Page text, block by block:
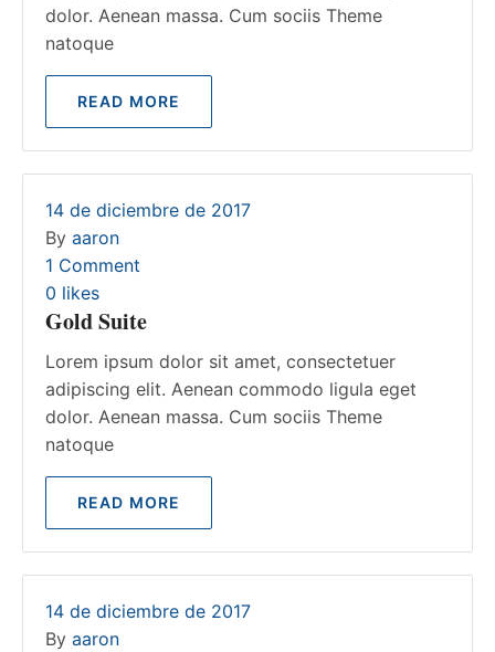
dolor. Aenean massa. Cum sociis Theme
natoque
READ MORE
14 de diciembre de 2017
By aaron
1 Comment
0 likes
Gold Suite
Lorem ipsum dolor sit amet, consectetuer
adipiscing elit. Aenean commodo ligula eget
dolor. Aenean massa. Cum sociis Theme
natoque
READ MORE
14 de diciembre de 2017
By aaron